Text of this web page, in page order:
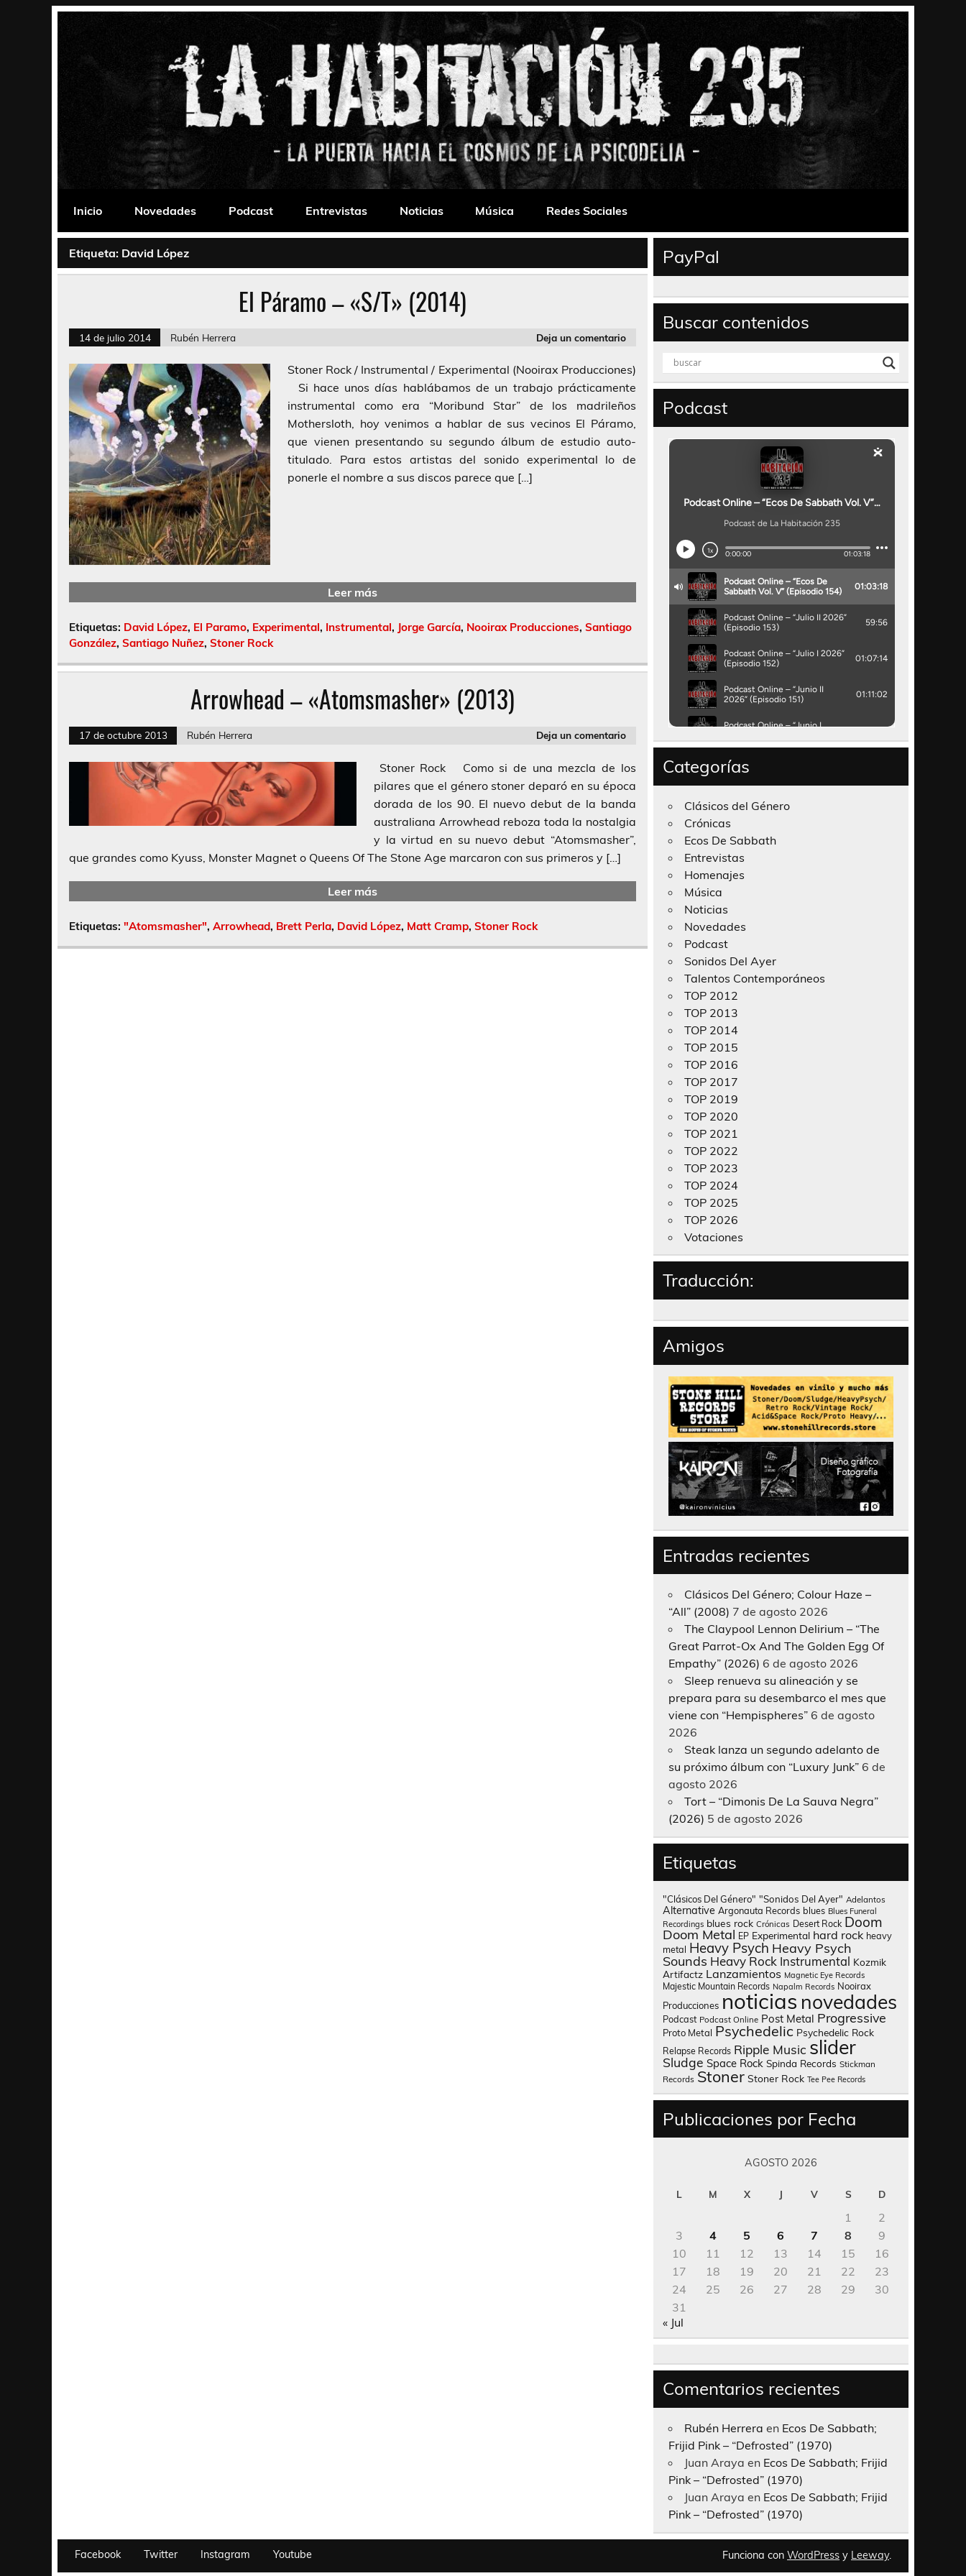
La Habitación 235
Inicio
Novedades Podcast Entrevistas Noticias Música Redes Sociales
Etiqueta: David López
El Páramo – «S/T» (2014)
14 de julio 2014 Rubén Herrera Deja un comentario
Stoner Rock / Instrumental / Experimental (Nooirax Producciones)
Si hace unos días hablábamos de un trabajo prácticamente
instrumental como era “Moribund Star” de los madrileños
Mothersloth, hoy venimos a hablar de sus vecinos El Páramo,
que vienen presentando su segundo álbum de estudio auto-
titulado. Para estos artistas del sonido experimental lo de
ponerle el nombre a sus discos parece que […]
Leer más
Etiquetas: David López, El Paramo, Experimental, Instrumental, Jorge García, Nooirax Producciones, Santiago
González, Santiago Nuñez, Stoner Rock
Arrowhead – «Atomsmasher» (2013)
17 de octubre 2013 Rubén Herrera Deja un comentario
Stoner Rock Como si de una mezcla de los
pilares que el género stoner deparó en su época
dorada de los 90. El nuevo debut de la banda
australiana Arrowhead reboza toda la nostalgia
y la virtud en su nuevo debut “Atomsmasher”,
que grandes como Kyuss, Monster Magnet o Queens Of The Stone Age marcaron con sus primeros y […]
Leer más
Etiquetas: "Atomsmasher", Arrowhead, Brett Perla, David López, Matt Cramp, Stoner Rock
PayPal
Buscar contenidos
Podcast
Categorías
Clásicos del Género
Crónicas
Ecos De Sabbath
Entrevistas
Homenajes
Música
Noticias
Novedades
Podcast
Sonidos Del Ayer
Talentos Contemporáneos
TOP 2012
TOP 2013
TOP 2014
TOP 2015
TOP 2016
TOP 2017
TOP 2019
TOP 2020
TOP 2021
TOP 2022
TOP 2023
TOP 2024
TOP 2025
TOP 2026
Votaciones
Traducción:
Amigos
Entradas recientes
Clásicos Del Género; Colour Haze –
“All” (2008) 7 de agosto 2026
The Claypool Lennon Delirium – “The
Great Parrot-Ox And The Golden Egg Of
Empathy” (2026) 6 de agosto 2026
Sleep renueva su alineación y se
prepara para su desembarco el mes que
viene con “Hempispheres” 6 de agosto
2026
Steak lanza un segundo adelanto de
su próximo álbum con “Luxury Junk” 6 de
agosto 2026
Tort – “Dimonis De La Sauva Negra”
(2026) 5 de agosto 2026
Etiquetas
"Clásicos Del Género" "Sonidos Del Ayer" Adelantos
Alternative Argonauta Records blues Blues Funeral
Recordings blues rock Crónicas Desert Rock Doom
Doom Metal EP Experimental hard rock heavy
metal Heavy Psych Heavy Psych
Sounds Heavy Rock Instrumental Kozmik
Artifactz Lanzamientos Magnetic Eye Records
Majestic Mountain Records Napalm Records Nooirax
Producciones noticias novedades
Podcast Podcast Online Post Metal Progressive
Proto Metal Psychedelic Psychedelic Rock
Relapse Records Ripple Music slider
Sludge Space Rock Spinda Records Stickman
Records Stoner Stoner Rock Tee Pee Records
Publicaciones por Fecha
AGOSTO 2026
L M X J V S D
1
2
3
4 5 6 7 8
9
10
11 12 13 14 15
16
17
18 19 20 21 22
23
24
25 26 27 28 29
30
31
« Jul
Comentarios recientes
Rubén Herrera en Ecos De Sabbath;
Frijid Pink – “Defrosted” (1970)
Juan Araya en Ecos De Sabbath; Frijid
Pink – “Defrosted” (1970)
Juan Araya en Ecos De Sabbath; Frijid
Pink – “Defrosted” (1970)
Facebook Twitter Instagram Youtube Funciona con WordPress y Leeway.